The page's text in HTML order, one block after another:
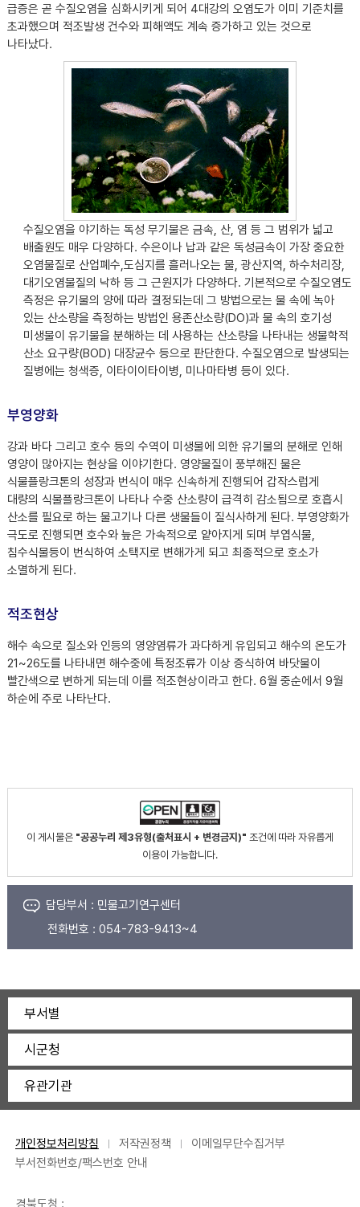
급증은 곧 수질오염을 심화시키게 되어 4대강의 오염도가 이미 기준치를
초과했으며 적조발생 건수와 피해액도 계속 증가하고 있는 것으로
나타났다.
수질오염을 야기하는 독성 무기물은 금속, 산, 염 등 그 범위가 넓고
배출원도 매우 다양하다. 수은이나 납과 같은 독성금속이 가장 중요한
오염물질로 산업폐수,도심지를 흘러나오는 물, 광산지역, 하수처리장,
대기오염물질의 낙하 등 그 근원지가 다양하다. 기본적으로 수질오염도
측정은 유기물의 양에 따라 결정되는데 그 방법으로는 물 속에 녹아
있는 산소량을 측정하는 방법인 용존산소량(DO)과 물 속의 호기성
미생물이 유기물을 분해하는 데 사용하는 산소량을 나타내는 생물학적
산소 요구량(BOD) 대장균수 등으로 판단한다. 수질오염으로 발생되는
질병에는 청색증, 이타이이타이병, 미나마타병 등이 있다.
부영양화
강과 바다 그리고 호수 등의 수역이 미생물에 의한 유기물의 분해로 인해
영양이 많아지는 현상을 이야기한다. 영양물질이 풍부해진 물은
식물플랑크톤의 성장과 번식이 매우 신속하게 진행되어 갑작스럽게
대량의 식물플랑크톤이 나타나 수중 산소량이 급격히 감소됨으로 호흡시
산소를 필요로 하는 물고기나 다른 생물들이 질식사하게 된다. 부영양화가
극도로 진행되면 호수와 늪은 가속적으로 얕아지게 되며 부엽식물,
침수식물등이 번식하여 소택지로 변해가게 되고 최종적으로 호소가
소멸하게 된다.
적조현상
해수 속으로 질소와 인등의 영양염류가 과다하게 유입되고 해수의 온도가
21~26도를 나타내면 해수중에 특정조류가 이상 증식하여 바닷물이
빨간색으로 변하게 되는데 이를 적조현상이라고 한다. 6월 중순에서 9월
하순에 주로 나타난다.
이 게시물은 "공공누리 제3유형(출처표시 + 변경금지)" 조건에 따라 자유롭게
이용이 가능합니다.
담당부서 : 민물고기연구센터
전화번호 : 054-783-9413~4
부서별
시군청
유관기관
개인정보처리방침 저작권정책
이메일무단수집거부
부서전화번호/팩스번호 안내
경북도청 :